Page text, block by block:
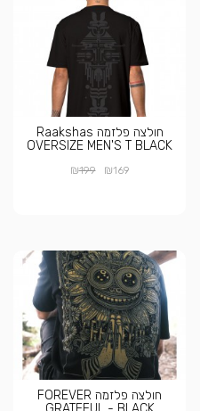
חולצה פלזמה Raakshas
OVERSIZE MEN'S T BLACK
₪169
₪199
חולצה פלזמה FOREVER